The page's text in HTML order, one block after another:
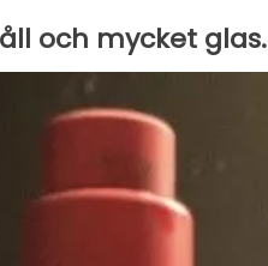
och mycket glas.